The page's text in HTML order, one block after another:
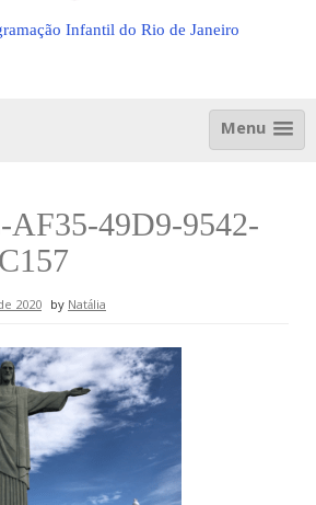
Infantil do Rio de Janeiro
Menu
AF35-49D9-9542-
2020 byNatália